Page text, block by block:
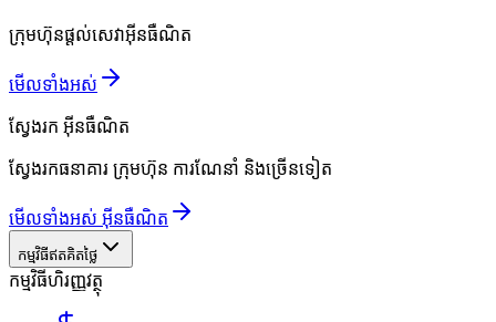
ក្រុមហ៊ុនផ្តល់សេវាអ៊ីនធឺណិត
មើលទាំងអស់
ស្វែងរក អ៊ីនធឺណិត
ស្វែងរកធនាគារ ក្រុមហ៊ុន ការណែនាំ និងច្រើនទៀត
មើលទាំងអស់ អ៊ីនធឺណិត
កម្មវិធីឥតគិតថ្លៃ
កម្មវិធីហិរញ្ញវត្ថុ